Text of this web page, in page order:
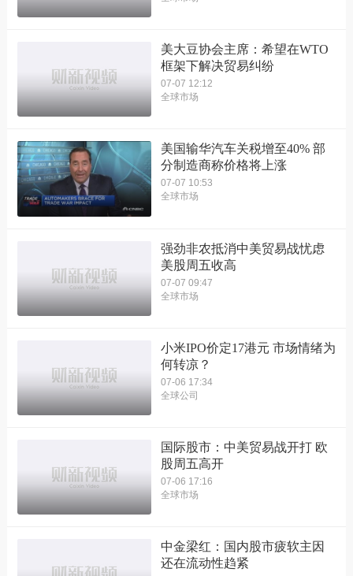
美大豆协会主席：希望在WTO
框架下解决贸易纠纷
07-07 12:12
全球市场
美国输华汽车关税增至40% 部
分制造商称价格将上涨
07-07 10:53
全球市场
强劲非农抵消中美贸易战忧虑
美股周五收高
07-07 09:47
全球市场
小米IPO价定17港元 市场情绪为
何转凉？
07-06 17:34
全球公司
国际股市：中美贸易战开打 欧
股周五高开
07-06 17:16
全球市场
中金梁红：国内股市疲软主因
还在流动性趋紧